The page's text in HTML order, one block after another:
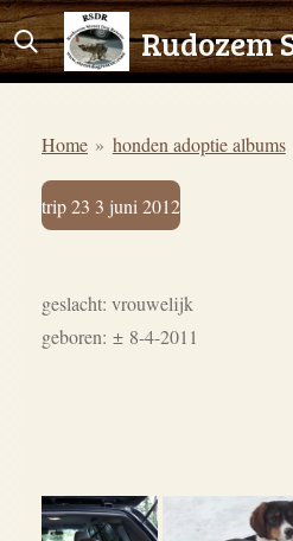
Ga
direct
hoofdinhoud
Home » honden adoptie albums
trip 23 3 juni 2012
geslacht: vrouwelijk
geboren: ± 8-4-2011